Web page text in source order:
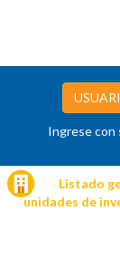
Ingrese con
Listado
unidades de